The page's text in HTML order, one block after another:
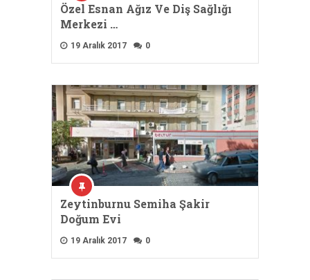
Özel Esnan Ağız Ve Diş Sağlığı
Merkezi …
19 Aralık 2017 0
Zeytinburnu Semiha Şakir
Doğum Evi
19 Aralık 2017 0